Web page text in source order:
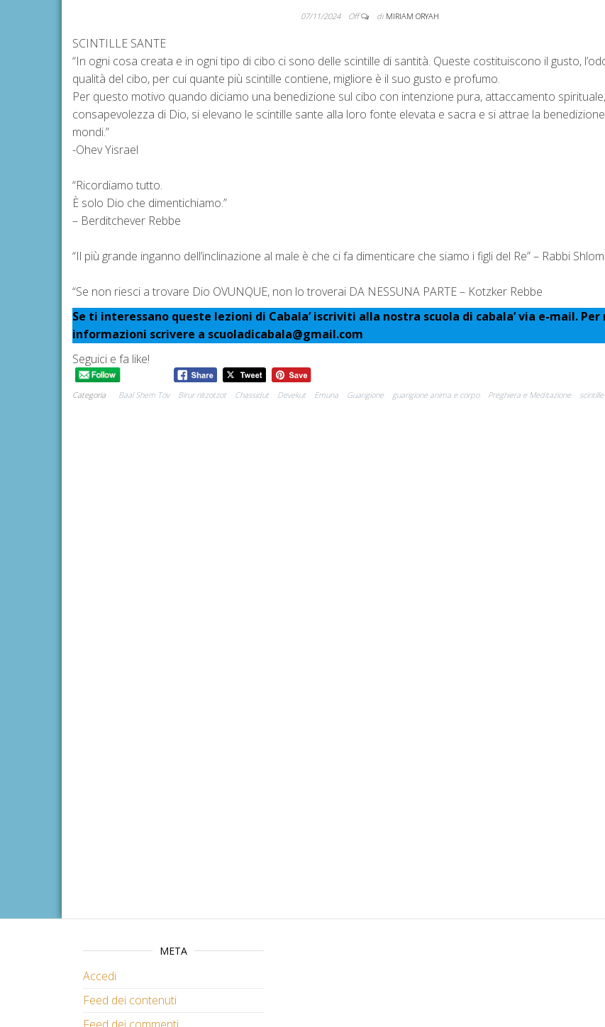
07/11/2024 Off di MIRIAM ORYAH
SCINTILLE SANTE
“In ogni cosa creata e in ogni tipo di cibo ci sono delle scintille di santità. Queste costituiscono il gusto,
qualità del cibo, per cui quante più scintille contiene, migliore è il suo gusto e profumo.
Per questo motivo quando diciamo una benedizione sul cibo con intenzione pura, attaccamento
consapevolezza di Dio, si elevano le scintille sante alla loro fonte elevata e sacra e si attrae la
mondi.”
-Ohev Yisrael
“Ricordiamo tutto.
È solo Dio che dimentichiamo.”
– Berditchever Rebbe
“Il più grande inganno dell’inclinazione al male è che ci fa dimenticare che siamo i figli del Re” – Rabbi
“Se non riesci a trovare Dio OVUNQUE, non lo troverai DA NESSUNA PARTE – Kotzker Rebbe
Se ti interessano queste lezioni di Cabala’ iscriviti alla nostra scuola di cabala’ via e-mail.
informazioni scrivere a scuoladicabala@gmail.com
Seguici e fa like!
Categoria Baal Shem Tov Birur nitzotzot Chassidut Devekut Emuna Guarigione guarigione anima e corpo Preghiera e Meditazione
META
Accedi
Feed dei contenuti